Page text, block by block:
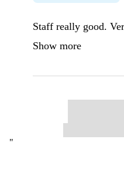
Staff really good.
Show more
"